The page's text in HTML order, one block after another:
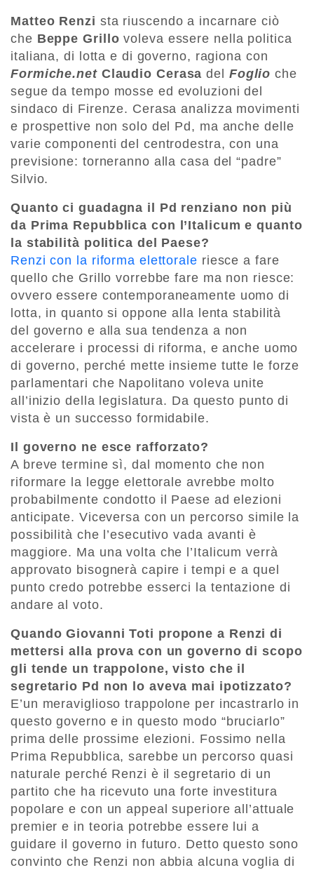
Matteo Renzi sta riuscendo a incarnare ciò
che Beppe Grillo voleva essere nella politica
italiana, di lotta e di governo, ragiona con
Formiche.net Claudio Cerasadel Foglioche
segue da tempo mosse ed evoluzioni del
sindaco di Firenze. Cerasa analizza movimenti
e prospettive non solo del Pd, ma anche delle
varie componenti del centrodestra, con una
previsione: torneranno alla casa del “padre”
Silvio.
Quanto ci guadagna il Pd renziano non più
da Prima Repubblica con l’Italicum e quanto
la stabilità politica del Paese?
Renzi con la riforma elettorale riesce a fare
quello che Grillo vorrebbe fare ma non riesce:
ovvero essere contemporaneamente uomo di
lotta, in quanto si oppone alla lenta stabilità
del governo e alla sua tendenza a non
accelerare i processi di riforma, e anche uomo
di governo, perché mette insieme tutte le forze
parlamentari che Napolitano voleva unite
all’inizio della legislatura. Da questo punto di
vista è un successo formidabile.
Il governo ne esce rafforzato?
A breve termine sì, dal momento che non
riformare la legge elettorale avrebbe molto
probabilmente condotto il Paese ad elezioni
anticipate. Viceversa con un percorso simile la
possibilità che l’esecutivo vada avanti è
maggiore. Ma una volta che l’Italicum verrà
approvato bisognerà capire i tempi e a quel
punto credo potrebbe esserci la tentazione di
andare al voto.
Quando Giovanni Toti propone a Renzi di
mettersi alla prova con un governo di scopo
gli tende un trappolone, visto che il
segretario Pd non lo aveva mai ipotizzato?
E’un meraviglioso trappolone per incastrarlo in
questo governo e in questo modo “bruciarlo”
prima delle prossime elezioni. Fossimo nella
Prima Repubblica, sarebbe un percorso quasi
naturale perché Renzi è il segretario di un
partito che ha ricevuto una forte investitura
popolare e con un appeal superiore all’attuale
premier e in teoria potrebbe essere lui a
guidare il governo in futuro. Detto questo sono
convinto che Renzi non abbia alcuna voglia di